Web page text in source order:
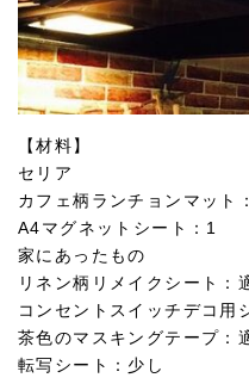
【材料】
セリア
カフェ柄ランチョンマット
A4マグネットシート：1
家にあったもの
リネン柄リメイクシート：
コンセントスイッチデコ用
茶色のマスキングテープ：
転写シート：少し